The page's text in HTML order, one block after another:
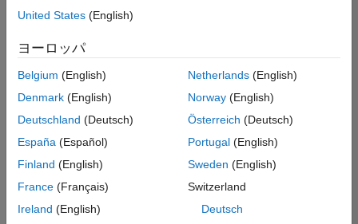
し
人
の
保
存
一
部
人
情
United States (English)
ヨーロッパ
Belgium (English)
Denmark (English)
Deutschland (Deutsch)
España (Español)
Finland (English)
France (Français)
Ireland (English)
Netherlands(English)
Norway(English)
Österreich (Deutsch)
Portugal(English)
Sweden (English)
Switzerland
Deutsch